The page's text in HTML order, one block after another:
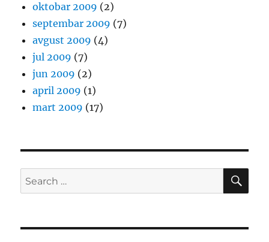
oktobar 2009 (2)
septembar 2009 (7)
avgust 2009 (4)
jul 2009 (7)
jun 2009 (2)
april 2009 (1)
mart 2009 (17)
Search
for: